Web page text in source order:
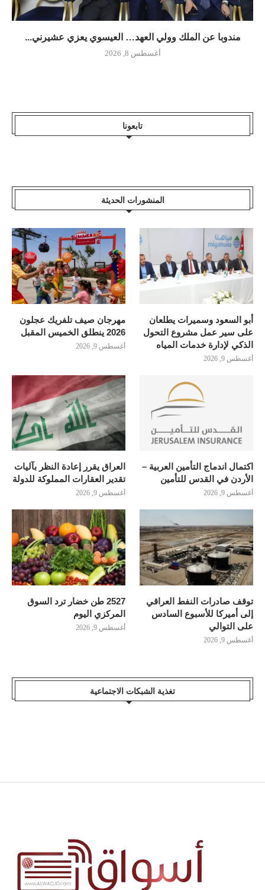
مندوبا عن الملك وولي العهد… العيسوي يعزي عشيرني...
أغسطس 8, 2026
تابعونا
المنشورات الحديثة
أبو السعود وسميرات يطلعان
على سير عمل مشروع التحول
الذكي لإدارة خدمات المياه
أغسطس 9, 2026
مهرجان صيف تلفريك عجلون
2026 ينطلق الخميس المقبل
أغسطس 9, 2026
اكتمال اندماج التأمين العربية –
الأردن في القدس للتأمين
أغسطس 9, 2026
العراق يقرر إعادة النظر بآليات
تقدير العقارات المملوكة للدولة
أغسطس 9, 2026
توقف صادرات النفط العراقي
إلى أميركا للأسبوع السادس
على التوالي
أغسطس 9, 2026
2527 طن خضار ترد السوق
المركزي اليوم
أغسطس 9, 2026
تغذية الشبكات الاجتماعية